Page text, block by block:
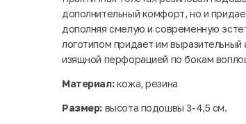
дополнительный комфорт, но и
дополняя смелую и современную
логотипом придает им
изящной перфорацией по бокам
Материал:кожа, резина
Размер: высота подошвы 3-4,5 см.